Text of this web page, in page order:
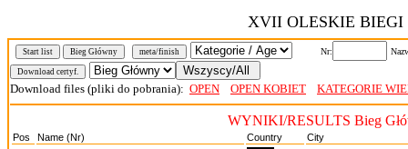
XVII OLESKIE BIEGI
Start list Bieg Główny meta/finish Nr:
Download files (pliki do pobrania): OPEN OPEN KOBIET KATEGORIE
WYNIKI/RESULTS Bieg
Pos Name (Nr) Country
City